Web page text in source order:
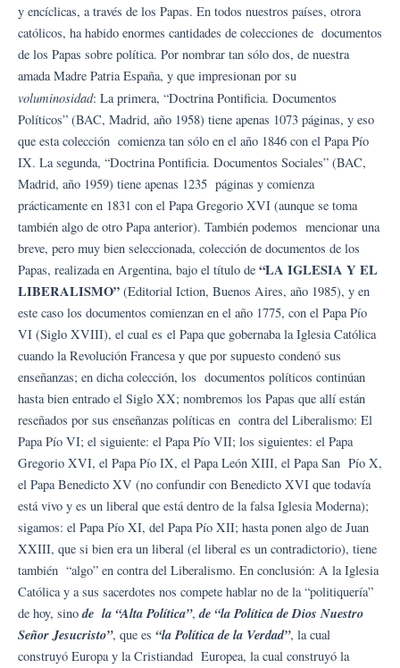
y encíclicas, a través de los Papas. En todos nuestros países, otrora
católicos, ha habido enormes cantidades de colecciones de documentos
de los Papas sobre política. Por nombrar tan sólo dos, de nuestra
amada Madre Patria España, y que impresionan por su
voluminosidad: La primera, “Doctrina Pontificia. Documentos
Políticos” (BAC, Madrid, año 1958) tiene apenas 1073 páginas, y eso
que esta colección comienza tan sólo en el año 1846 con el Papa Pío
IX. La segunda, “Doctrina Pontificia. Documentos Sociales” (BAC,
Madrid, año 1959) tiene apenas 1235 páginas y comienza
prácticamente en 1831 con el Papa Gregorio XVI (aunque se toma
también algo de otro Papa anterior). También podemos mencionar una
breve, pero muy bien seleccionada, colección de documentos de los
Papas, realizada en Argentina, bajo el título de “LA IGLESIA Y EL
LIBERALISMO” (Editorial Iction, Buenos Aires, año 1985), y en
este caso los documentos comienzan en el año 1775, con el Papa Pío
VI (Siglo XVIII), el cual es el Papa que gobernaba la Iglesia Católica
cuando la Revolución Francesa y que por supuesto condenó sus
enseñanzas; en dicha colección, los documentos políticos continúan
hasta bien entrado el Siglo XX; nombremos los Papas que allí están
reseñados por sus enseñanzas políticas en contra del Liberalismo: El
Papa Pío VI; el siguiente: el Papa Pío VII; los siguientes: el Papa
Gregorio XVI, el Papa Pío IX, el Papa León XIII, el Papa San Pío X,
el Papa Benedicto XV (no confundir con Benedicto XVI que todavía
está vivo y es un liberal que está dentro de la falsa Iglesia Moderna);
sigamos: el Papa Pío XI, del Papa Pío XII; hasta ponen algo de Juan
XXIII, que si bien era un liberal (el liberal es un contradictorio), tiene
también “algo” en contra del Liberalismo. En conclusión: A la Iglesia
Católica y a sus sacerdotes nos compete hablar no de la “politiquería”
de hoy, sinode la “Alta Política”,de “la Política de Dios Nuestro
Señor Jesucristo”, que es “la Política de la Verdad”, la cual
construyó Europa y la Cristiandad Europea, la cual construyó la